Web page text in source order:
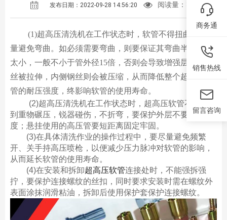
发布日期：2022-09-28 14:56:20 阅读量：
(1)超高压清洗机在工作状态时，软管不得扭曲，并尽
量避免弯曲。如必须需要弯曲，则要保证其弯曲半径不要
太小，一般不小于管外径15倍，否则会导致增强层外侧钢
丝被拉伸，内侧钢丝则会被压缩，从而降低整个超高压软
管的耐压强度，终影响软管的使用寿命。
(2)超高压清洗机在工作状态时，超高压软管不能受
到重物碾压，锐器碰伤，不折弯，要保护外层不要磨损过
度；悬挂使用的高压管要短距离固定牢固。
(3)在具体清洗作业的操作过程中，要尽量避免频繁
开、关手持高压喷枪，以便减少压力脉冲对软管的影响，
从而延长软管的使用寿命。
(4)在安装和拆卸超高压软管连接处时，不能强拆强
拧，要保护连接螺纹的丝扣，同时要求安装时需在螺纹外
表面涂抹润滑粘油，拆卸后使用保护套保护连接螺纹。
商务通
销售热线
留言咨询